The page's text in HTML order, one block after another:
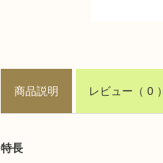
商品説明 レビュー （ 0 ）
特長